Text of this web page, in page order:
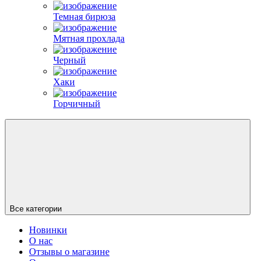
Темная бирюза
Мятная прохлада
Черный
Хаки
Горчичный
Все категории
Новинки
О нас
Отзывы о магазине